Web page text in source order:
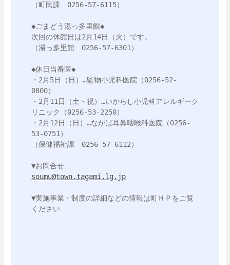
（町民課　0256-57-6115）
◆ごまどう湯っ多里館◆
次回の休館日は2月14日（火）です。
（湯っ多里館　0256-57-6301）
◆休日当番医◆
・2月5日（日）…監物小児科医院（0256-52-
0800）
・2月11日（土・祝）…いからし小児科アレルギーク
リニック（0256-53-2250）
・2月12日（日）…ながば耳鼻咽喉科医院（0256-
53-0751）
（保健福祉課　0256-57-6112）
soumu@town.tagami.lg.jp
▼実施事業・制度の詳細などの情報は町ＨＰをご覧
ください